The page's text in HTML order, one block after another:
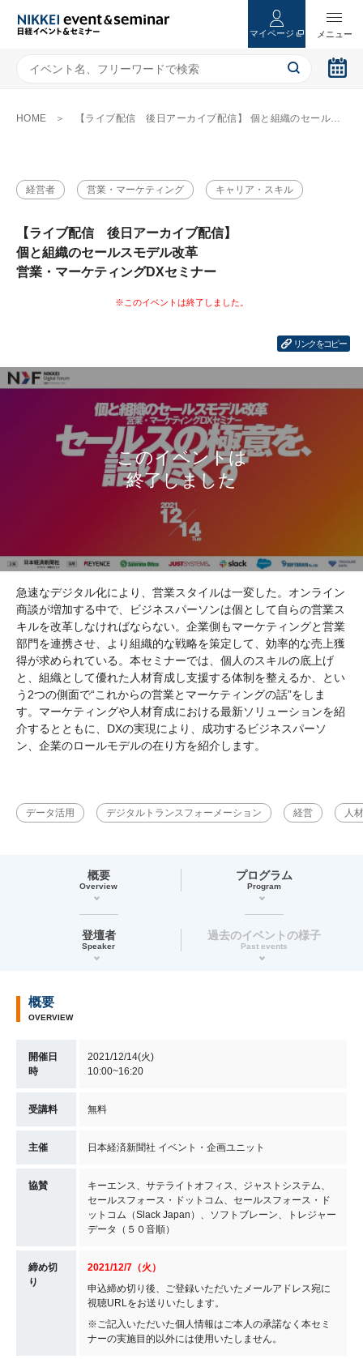
マイページ
HOME 【ライブ配信 後日アーカイブ配信】 個と組織のセールスモデル改革 営業・マーケティングDXセミナー
経営者 営業・マーケティング キャリア・スキル
【ライブ配信 後日アーカイブ配信】
個と組織のセールスモデル改革
営業・マーケティングDXセミナー
リンクをコピー
急速なデジタル化により、営業スタイルは一変した。オンライン
商談が増加する中で、ビジネスパーソンは個として自らの営業ス
キルを改革しなければならない。企業側もマーケティングと営業
部門を連携させ、より組織的な戦略を策定して、効率的な売上獲
得が求められている。本セミナーでは、個人のスキルの底上げ
と、組織として優れた人材育成し支援する体制を整えるか、とい
う2つの側面で“これからの営業とマーケティングの話”をしま
す。マーケティングや人材育成における最新ソリューションを紹
介するとともに、DXの実現により、成功するビジネスパーソ
ン、企業のロールモデルの在り方を紹介します。
データ活用 デジタルトランスフォーメーション 経営 人
概要
Overview
プログラム
Program
登壇者
Speaker
過去のイベントの様子
Past events
概要
OVERVIEW
開催日
時
2021/12/14(火)
10:00~16:20
受講料 無料
主催 日本経済新聞社 イベント・企画ユニット
協賛
キーエンス、サテライトオフィス、ジャストシステム、
セールスフォース・ドットコム、セールスフォース・ド
ットコム（Slack Japan）、ソフトブレーン、トレジャー
データ（５０音順）
締め切
り
2021/12/7（火）
申込締め切り後、ご登録いただいたメールアドレス宛に
視聴URLをお送りいたします。
※ご記入いただいた個人情報はご本人の承諾なく本セミ
ナーの実施目的以外には使用いたしません。